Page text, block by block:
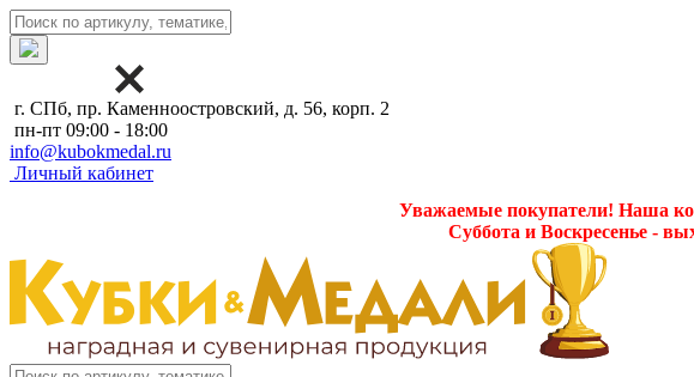
г. СПб, пр. Каменноостровский, д. 56, корп. 2
пн-пт 09:00 - 18:00
info@kubokmedal.ru
Личный кабинет
Уважаемые покупатели! Наша
Суббота и Воскресенье -